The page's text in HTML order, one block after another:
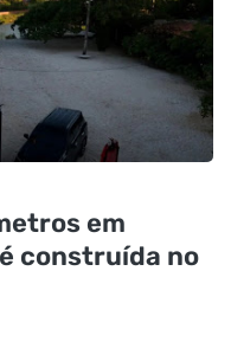
em
construída no